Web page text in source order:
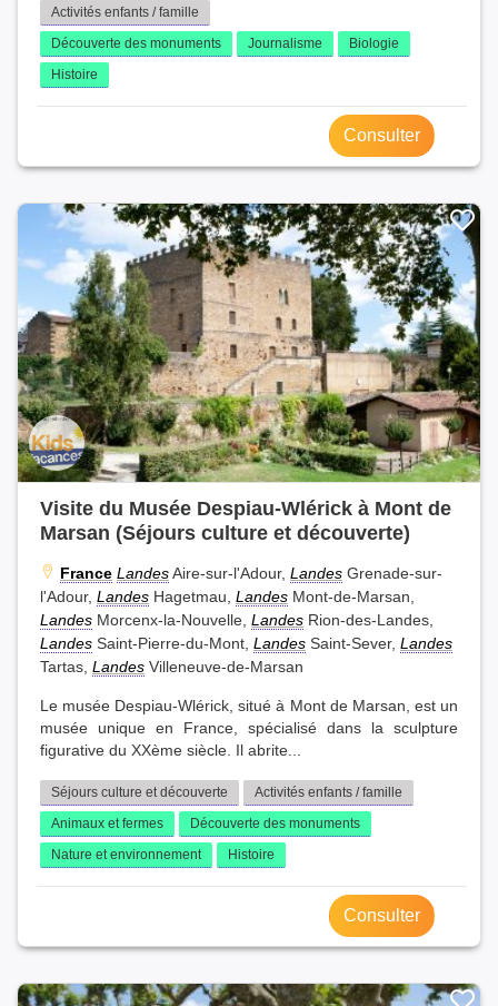
Activités enfants / famille
Découverte des monuments
Journalisme
Biologie
Histoire
Consulter
Visite du Musée Despiau-Wlérick à Mont de
Marsan (Séjours culture et découverte)
France LandesAire-sur-l'Adour, Landes Grenade-sur-
l'Adour, Landes Hagetmau, Landes Mont-de-Marsan,
Landes Morcenx-la-Nouvelle, Landes Rion-des-Landes,
Landes Saint-Pierre-du-Mont, Landes Saint-Sever, Landes
Tartas, Landes Villeneuve-de-Marsan
Le musée Despiau-Wlérick, situé à Mont de Marsan, est un
musée unique en France, spécialisé dans la sculpture
figurative du XXème siècle. Il abrite...
Séjours culture et découverte
Activités enfants / famille
Animaux et fermes
Découverte des monuments
Nature et environnement
Histoire
Consulter